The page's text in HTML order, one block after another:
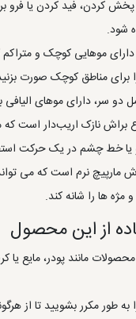
پخش کردن، فید کردن یا فرو
شود.
دارای موهایی کوچک و
برای مناطق کوچک صورت
دو سر، دارای موهای
براش نازک اریب‌دار است
یا خط چشم در یک حرکت
مارپیچ نرم است که می
مژه ها را شانه کند.
از این محصول
مانند پودر، مایع یا
طور مکرر بشویید تا از